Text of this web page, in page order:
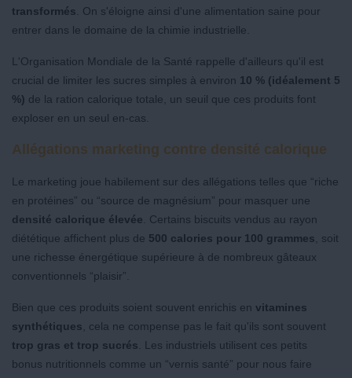
transformés . On s'éloigne ainsi d'une alimentation saine pour
entrer dans le domaine de la chimie industrielle.
L'Organisation Mondiale de la Santé rappelle d'ailleurs qu'il est
crucial de limiter les sucres simples à environ 10 % (idéalement 5
%) de la ration calorique totale, un seuil que ces produits font
exploser en un seul en-cas.
Allégations marketing contre densité calorique
Le marketing joue habilement sur des allégations telles que “riche
en protéines” ou “source de magnésium” pour masquer une
densité calorique élevée . Certains biscuits vendus au rayon
diététique affichent plus de 500 calories pour 100 grammes , soit
une richesse énergétique supérieure à de nombreux gâteaux
conventionnels “plaisir”.
Bien que ces produits soient souvent enrichis en vitamines
synthétiques , cela ne compense pas le fait qu'ils sont souvent
trop gras et trop sucrés . Les industriels utilisent ces petits
bonus nutritionnels comme un “vernis santé” pour nous faire